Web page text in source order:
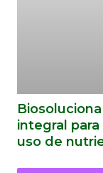
integral
uso de